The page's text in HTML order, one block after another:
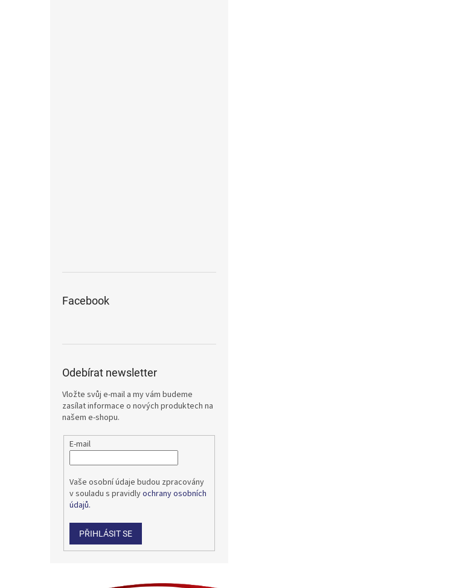
Facebook
Odebírat newsletter
Vložte svůj e-mail a my vám budeme
zasílat informace o nových produktech na
našem e-shopu.
E-mail
Vaše osobní údaje budou zpracovány
v souladu s pravidlyochrany osobních
údajů.
PŘIHLÁSIT SE